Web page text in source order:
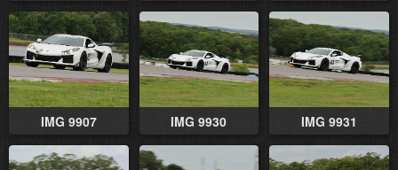
IMG 9907 IMG 9930 IMG 9931